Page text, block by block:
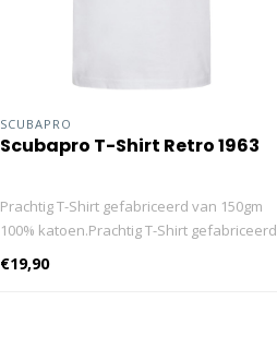
SCUBAPRO
Scubapro T-Shirt Retro 1963
Prachtig T-Shirt gefabriceerd van 150gm
100% katoen.Prachtig T-Shirt gefabriceerd
€19,90